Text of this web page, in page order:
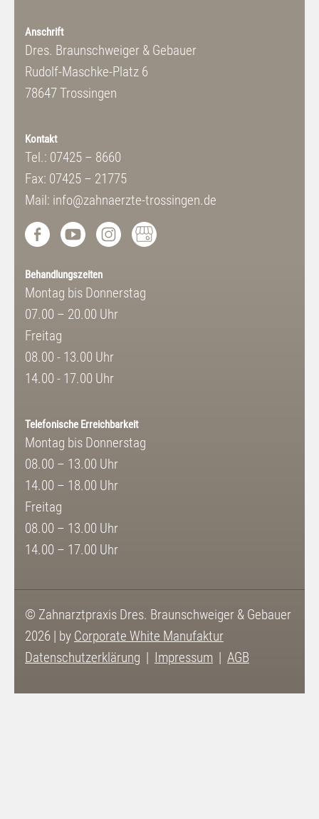
Anschrift
Dres. Braunschweiger & Gebauer
Rudolf-Maschke-Platz 6
78647 Trossingen
Kontakt
Tel.: 07425 – 8660
Fax: 07425 – 21775
Mail: info@zahnaerzte-trossingen.de
Behandlungszeiten
Montag bis Donnerstag
07.00 – 20.00 Uhr
Freitag
08.00 - 13.00 Uhr
14.00 - 17.00 Uhr
Telefonische Erreichbarkeit
Montag bis Donnerstag
08.00 – 13.00 Uhr
14.00 – 18.00 Uhr
Freitag
08.00 – 13.00 Uhr
14.00 – 17.00 Uhr
© Zahnarztpraxis Dres. Braunschweiger & Gebauer
2026 | by Corporate White Manufaktur
Datenschutzerklärung
Impressum AGB